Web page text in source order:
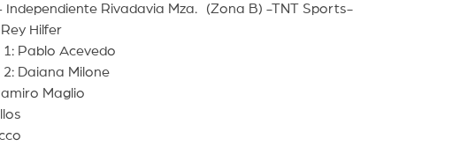
Independiente Rivadavia Mza. (Zona B) -TNT Sports-
Hilfer
Pablo Acevedo
Daiana Milone
Maglio